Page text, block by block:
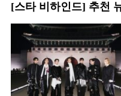
[스타 비하인드] 추천